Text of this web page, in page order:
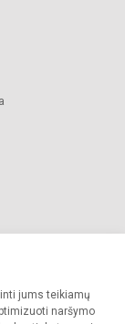
jums teikiamų
naršymo
draudžiama.